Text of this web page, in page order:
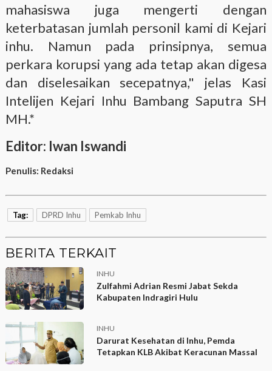
mahasiswa juga mengerti dengan
keterbatasan jumlah personil kami di Kejari
inhu. Namun pada prinsipnya, semua
perkara korupsi yang ada tetap akan digesa
dan diselesaikan secepatnya," jelas Kasi
Intelijen Kejari Inhu Bambang Saputra SH
MH.*
Editor: Iwan Iswandi
Penulis: Redaksi
Tag: DPRD Inhu Pemkab Inhu
BERITA TERKAIT
INHU
Zulfahmi Adrian Resmi Jabat Sekda
Kabupaten Indragiri Hulu
INHU
Darurat Kesehatan di Inhu, Pemda
Tetapkan KLB Akibat Keracunan Massal